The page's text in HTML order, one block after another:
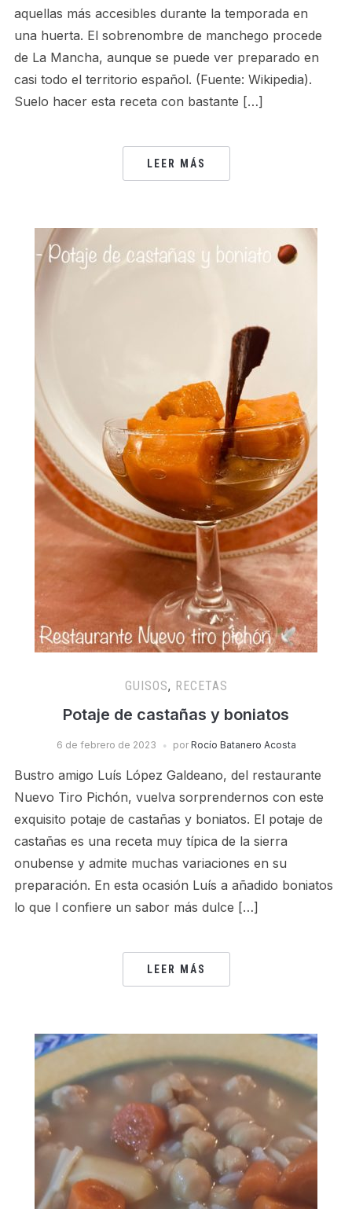
aquellas más accesibles durante la temporada en
una huerta. El sobrenombre de manchego procede
de La Mancha, aunque se puede ver preparado en
casi todo el territorio español. (Fuente: Wikipedia).
Suelo hacer esta receta con bastante […]
LEER MÁS
GUISOS, RECETAS
Potaje de castañas y boniatos
6 de febrero de 2023 por Rocío Batanero Acosta
Bustro amigo Luís López Galdeano, del restaurante
Nuevo Tiro Pichón, vuelva sorprendernos con este
exquisito potaje de castañas y boniatos. El potaje de
castañas es una receta muy típica de la sierra
onubense y admite muchas variaciones en su
preparación. En esta ocasión Luís a añadido boniatos
lo que l confiere un sabor más dulce […]
LEER MÁS